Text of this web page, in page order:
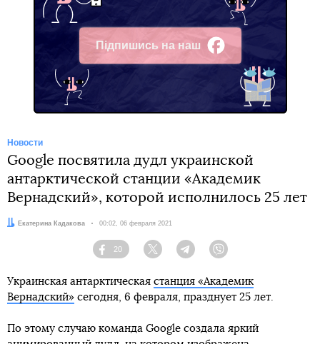
Підпишись на наш
Facebook
Новости
Google посвятила дудл украинской
антарктической станции «Академик
Вернадский», которой исполнилось 25 лет
Автор:Екатерина Кадакова Дата:
00:02, 06 февраля 2021
Facebook
20
Twitter TelegramViber
Украинская антарктическая станция «Академик
Вернадский» сегодня, 6 февраля, празднует 25 лет.
По этому случаю команда Google создала яркий